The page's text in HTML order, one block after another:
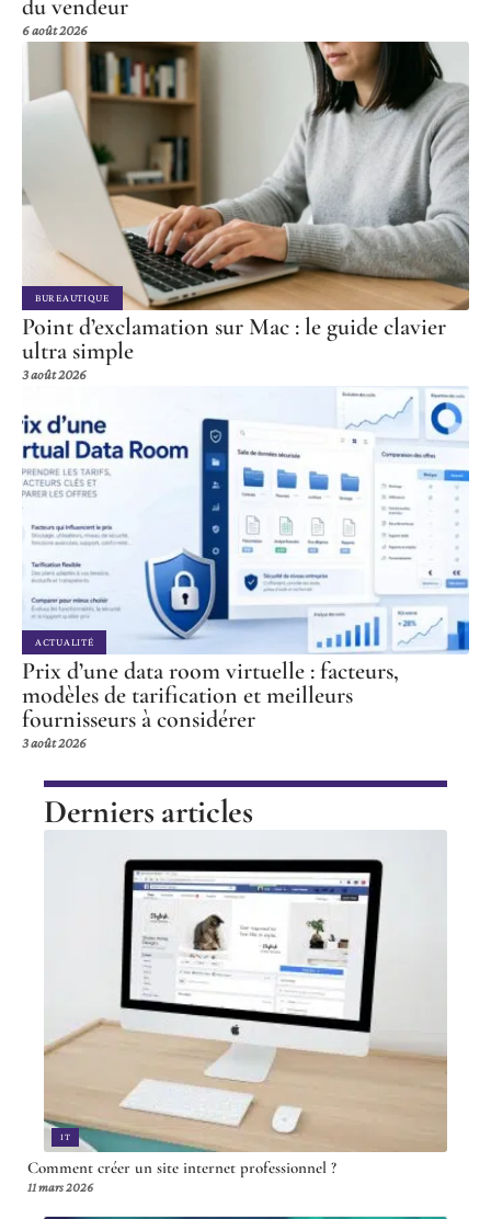
du vendeur
6 août 2026
BUREAUTIQUE
Point d’exclamation sur Mac : le guide clavier
ultra simple
3 août 2026
ACTUALITÉ
Prix d’une data room virtuelle : facteurs,
modèles de tarification et meilleurs
fournisseurs à considérer
3 août 2026
Derniers articles
IT
Comment créer un site internet professionnel ?
11 mars 2026